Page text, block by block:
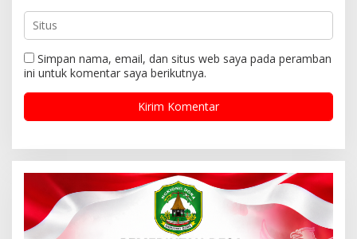
Simpan nama, email, dan situs web saya pada peramban
ini untuk komentar saya berikutnya.